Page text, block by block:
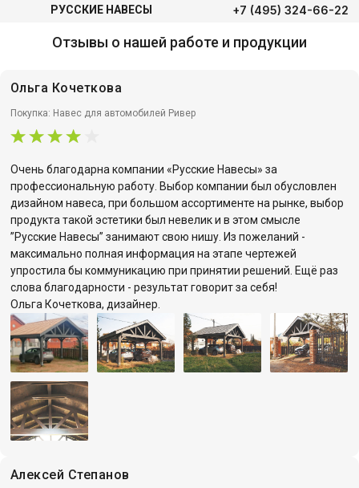
РУССКИЕ НАВЕСЫ +7 (495) 324-66-22
Отзывы о нашей работе и продукции
Ольга Кочеткова
Покупка: Навес для автомобилей Ривер
Очень благодарна компании «Русские Навесы» за
профессиональную работу. Выбор компании был обусловлен
дизайном навеса, при большом ассортименте на рынке, выбор
продукта такой эстетики был невелик и в этом смысле
”Русские Навесы” занимают свою нишу. Из пожеланий -
максимально полная информация на этапе чертежей
упростила бы коммуникацию при принятии решений. Ещё раз
слова благодарности - результат говорит за себя!
Ольга Кочеткова, дизайнер.
Алексей Степанов